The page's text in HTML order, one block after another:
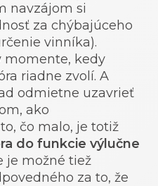
navzájom si
za chýbajúceho
vinníka).
momente, kedy
riadne zvolí. A
odmietne uzavrieť
ako
čo malo, je totiž
do funkcie výlučne
je možné tiež
za to, že